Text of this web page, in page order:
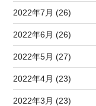
2022年7月 (26)
2022年6月 (26)
2022年5月 (27)
2022年4月 (23)
2022年3月 (23)